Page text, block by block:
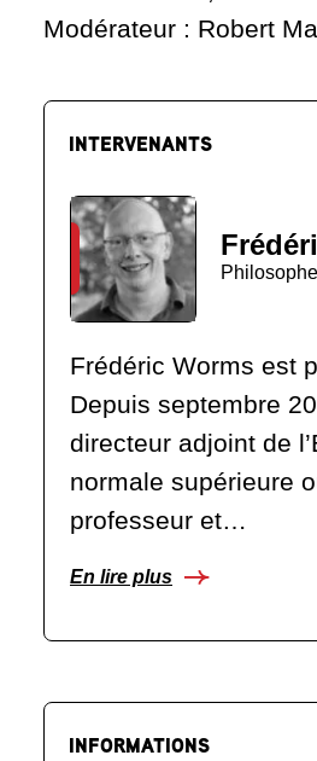
Modérateur : Robert
INTERVENANTS
Philosophe
Frédéric Worms est
Depuis septembre
directeur adjoint de
normale supérieure
professeur et…
En lire plus
INFORMATIONS